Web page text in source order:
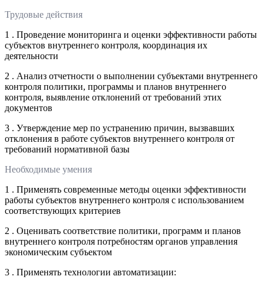
Трудовые действия
1 . Проведение мониторинга и оценки эффективности работы
субъектов внутреннего контроля, координация их
деятельности
2 . Анализ отчетности о выполнении субъектами внутреннего
контроля политики, программы и планов внутреннего
контроля, выявление отклонений от требований этих
документов
3 . Утверждение мер по устранению причин, вызвавших
отклонения в работе субъектов внутреннего контроля от
требований нормативной базы
Необходимые умения
1 . Применять современные методы оценки эффективности
работы субъектов внутреннего контроля с использованием
соответствующих критериев
2 . Оценивать соответствие политики, программ и планов
внутреннего контроля потребностям органов управления
экономическим субъектом
3 . Применять технологии автоматизации: